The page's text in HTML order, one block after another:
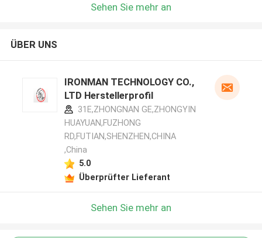
Sehen Sie mehr an
ÜBER UNS
IRONMAN TECHNOLOGY CO.,
LTD Herstellerprofil
31E,ZHONGNAN GE,ZHONGYIN
HUAYUAN,FUZHONG
RD,FUTIAN,SHENZHEN,CHINA
,China
5.0
Überprüfter Lieferant
Sehen Sie mehr an